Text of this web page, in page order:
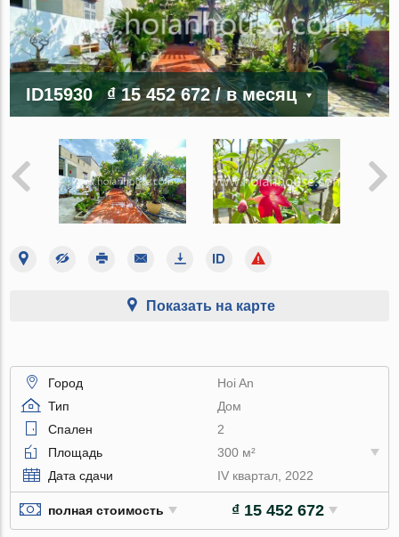
ID15930 ₫ 15 452 672/ в месяц
Показать на карте
Город
Hoi An
Тип
Дом
Спален
2
Площадь
300 м²
Дата сдачи
IV квартал, 2022
полная стоимость ₫ 15 452 672